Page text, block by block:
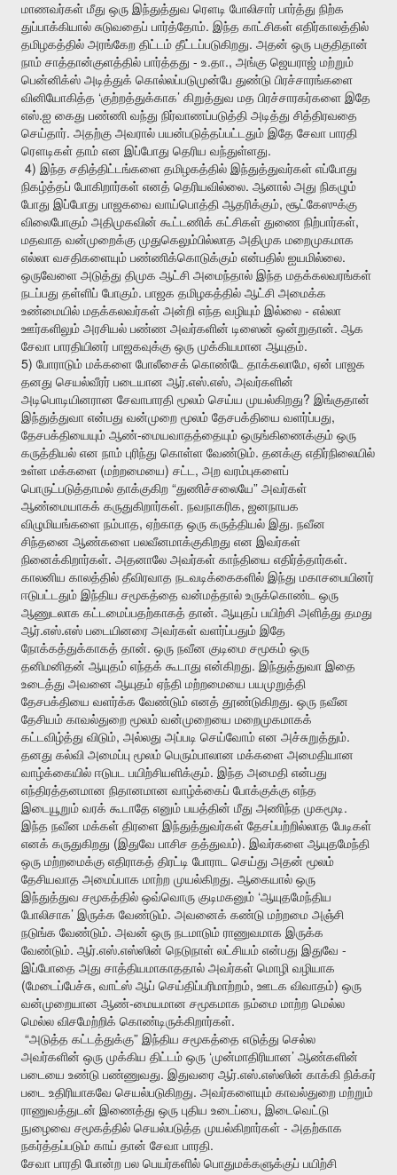
மாணவர்கள் மீது ஒரு இந்துத்துவ ரௌடி போலிசார் பார்த்து நிற்க
துப்பாக்கியால் சுடுவதைப் பார்த்தோம். இந்த காட்சிகள் எதிர்காலத்தில்
தமிழகத்தில் அரங்கேற திட்டம் தீட்டப்படுகிறது. அதன் ஒரு பகுதிதான்
நாம் சாத்தான்குளத்தில் பார்த்தது - உ.தா., அங்கு ஜெயராஜ் மற்றும்
பென்னிக்ஸ் அடித்துக் கொல்லப்படுமுன்பே துண்டு பிரச்சாரங்களை
வினியோகித்த ‘குற்றத்துக்காக’ கிறுத்துவ மத பிரச்சாரகர்களை இதே
எஸ்.ஐ கைது பண்ணி வந்து நிர்வாணப்படுத்தி அடித்து சித்திரவதை
செய்தார். அதற்கு அவரால் பயன்படுத்தப்பட்டதும் இதே சேவா பாரதி
ரௌடிகள் தாம் என இப்போது தெரிய வந்துள்ளது.
4) இந்த சதித்திட்டங்களை தமிழகத்தில் இந்துத்துவர்கள் எப்போது
நிகழ்த்தப் போகிறார்கள் எனத் தெரியவில்லை. ஆனால் அது நிகழும்
போது இப்போது பாஜகவை வாய்பொத்தி ஆதரிக்கும், சூட்கேஸுக்கு
விலைபோகும் அதிமுகவின் கூட்டணிக் கட்சிகள் துணை நிற்பார்கள்,
மதவாத வன்முறைக்கு முதுகெலும்பில்லாத அதிமுக மறைமுகமாக
எல்லா வசதிகளையும் பண்ணிக்கொடுக்கும் என்பதில் ஐயமில்லை.
ஒருவேளை அடுத்து திமுக ஆட்சி அமைந்தால் இந்த மதக்கலவரங்கள்
நடப்பது தள்ளிப் போகும். பாஜக தமிழகத்தில் ஆட்சி அமைக்க
உண்மையில் மதக்கலவர்கள் அன்றி எந்த வழியும் இல்லை - எல்லா
ஊர்களிலும் அரசியல் பண்ண அவர்களின் டிஸைன் ஒன்றுதான். ஆக
சேவா பாரதியினர் பாஜகவுக்கு ஒரு முக்கியமான ஆயுதம்.
5) போராடும் மக்களை போலீசைக் கொண்டே தாக்கலாமே, ஏன் பாஜக
தனது செயல்வீரர் படையான ஆர்.எஸ்.எஸ், அவர்களின்
அடிபொடியினரான சேவாபாரதி மூலம் செய்ய முயல்கிறது? இங்குதான்
இந்துத்துவா என்பது வன்முறை மூலம் தேசபக்தியை வளர்ப்பது,
தேசபக்தியையும் ஆண்-மையவாதத்தையும் ஒருங்கிணைக்கும் ஒரு
கருத்தியல் என நாம் புரிந்து கொள்ள வேண்டும். தனக்கு எதிர்நிலையில்
உள்ள மக்களை (மற்றமையை) சட்ட , அற வரம்புகளைப்
பொருட்படுத்தாமல் தாக்குகிற “துணிச்சலையே” அவர்கள்
ஆண்மையாகக் கருதுகிறார்கள். நவநாகரிக, ஜனநாயக
விழுமியங்களை நம்பாத, ஏற்காத ஒரு கருத்தியல் இது. நவீன
சிந்தனை ஆண்களை பலவீனமாக்குகிறது என இவர்கள்
நினைக்கிறார்கள். அதனாலே அவர்கள் காந்தியை எதிர்த்தார்கள்.
காலனிய காலத்தில் தீவிரவாத நடவடிக்கைகளில் இந்து மகாசபையினர்
ஈடுபட்டதும் இந்திய சமூகத்தை வன்மத்தால் உருக்கொண்ட
ஒரு
ஆணுடலாக கட்டமைப்பதற்காகத் தான். ஆயுதப் பயிற்சி அளித்து தமது
ஆர்.எஸ்.எஸ் படையினரை அவர்கள் வளர்ப்பதும் இதே
நோக்கத்துக்காகத் தான். ஒரு நவீன குடிமை சமூகம் ஒரு
தனிமனிதன் ஆயுதம் எந்தக் கூடாது என்கிறது. இந்துத்துவா இதை
உடைத்து அவனை ஆயுதம் ஏந்தி மற்றமையை பயமுறுத்தி
தேசபக்தியை வளர்க்க வேண்டும் எனத் தூண்டுகிறது. ஒரு நவீன
தேசியம் காவல்துறை மூலம் வன்முறையை மறைமுகமாகக்
கட்டவிழ்த்து விடும், அல்லது அப்படி செய்வோம் என அச்சுறுத்தும்.
தனது கல்வி அமைப்பு மூலம் பெரும்பாலான மக்களை அமைதியான
வாழ்க்கையில் ஈடுபட பயிற்சியளிக்கும். இந்த அமைதி என்பது
எந்திரத்தனமான நிதானமான வாழ்க்கைப் போக்குக்கு எந்த
இடையூறும் வரக் கூடாதே எனும் பயத்தின் மீது அணிந்த முகமூடி .
இந்த நவீன மக்கள் திரளை இந்துத்துவர்கள் தேசப்பற்றில்லாத பேடிகள்
எனக் கருதுகிறது (இதுவே பாசிச தத்துவம்). இவர்களை ஆயுதமேந்தி
ஒரு மற்றமைக்கு எதிராகத் திரட்டி போராட செய்து அதன் மூலம்
தேசியவாத அமைப்பாக மாற்ற முயல்கிறது. ஆகையால் ஒரு
இந்துத்துவ சமூகத்தில் ஒவ்வொரு குடிமகனும் ‘ஆயுதமேந்திய
போலிசாக’ இருக்க வேண்டும். அவனைக் கண்டு மற்றமை அஞ்சி
நடுங்க வேண்டும். அவன் ஒரு நடமாடும் ராணுவமாக இருக்க
வேண்டும். ஆர்.எஸ்.எஸ்ஸின் நெடுநாள் லட்சியம் என்பது இதுவே -
இப்போதை அது சாத்தியமாகாததால் அவர்கள் மொழி வழியாக
(மேடைப்பேச்சு, வாட்ஸ் ஆப் செய்திப்பரிமாற்றம், ஊடக விவாதம்) ஒரு
வன்முறையான ஆண்-மையமான சமூகமாக நம்மை மாற்ற மெல்ல
மெல்ல விசமேற்றிக் கொண்டிருக்கிறார்கள்.
“அடுத்த கட்டத்துக்கு” இந்திய சமூகத்தை எடுத்து செல்ல
அவர்களின் ஒரு முக்கிய திட்டம் ஒரு ‘முன்மாதிரியான’ ஆண்களின்
படையை உண்டு பண்ணுவது. இதுவரை ஆர்.எஸ்.எஸ்ஸின் காக்கி நிக்கர்
படை
உதிரியாகவே செயல்படுகிறது. அவர்களையும் காவல்துறை மற்றும்
ராணுவத்துடன் இணைத்து ஒரு புதிய உடைப்பை, இடைவெட்டு
நுழைவை சமூகத்தில் செயல்படுத்த முயல்கிறார்கள் - அதற்காக
நகர்த்தப்படும் காய் தான் சேவா பாரதி.
சேவா பாரதி போன்ற பல பெயர்களில் பொதுமக்களுக்குப் பயிற்சி